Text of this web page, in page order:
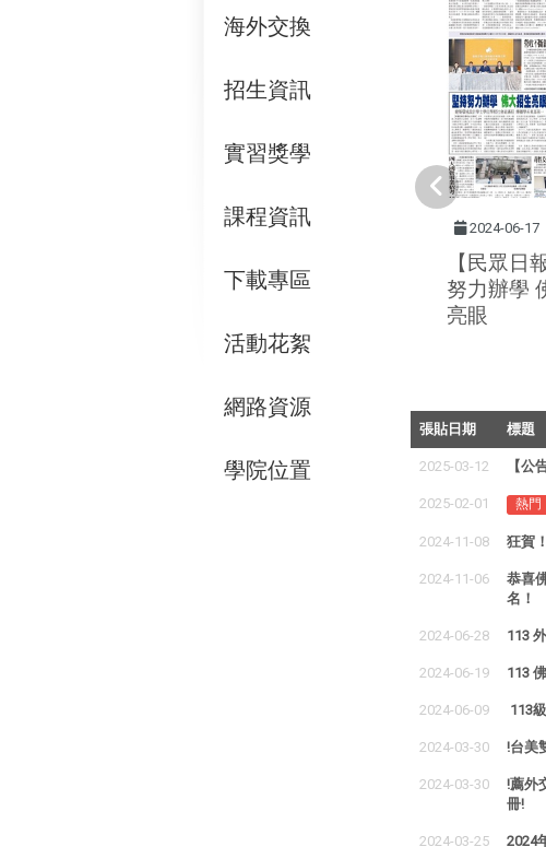
海外交換
招生資訊
實習獎學
課程資訊
下載專區
活動花絮
網路資源
學院位置
2024-06-17
【民眾日
努力辦學
亮眼
張貼日期 標題
2025-03-12 【公
2025-02-01 熱門
2024-11-08 狂賀
2024-11-06
恭喜
名！
2024-06-28 113
2024-06-19 113
2024-06-09 113
2024-03-30 !台美
2024-03-30
!薦外
冊!
2024-03-25 2024